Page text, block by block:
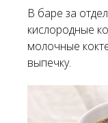
В баре за
кислородные
молочные
выпечку.